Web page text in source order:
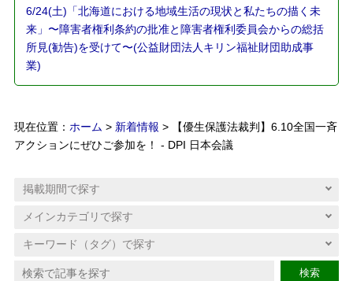
6/24(土)「北海道における地域生活の現状と私たちの描く未
来」〜障害者権利条約の批准と障害者権利委員会からの総括
所見(勧告)を受けて〜(公益財団法人キリン福祉財団助成事
業)
現在位置： ホーム > 新着情報 > 【優生保護法裁判】6.10全国一斉
アクションにぜひご参加を！ - DPI 日本会議
検索